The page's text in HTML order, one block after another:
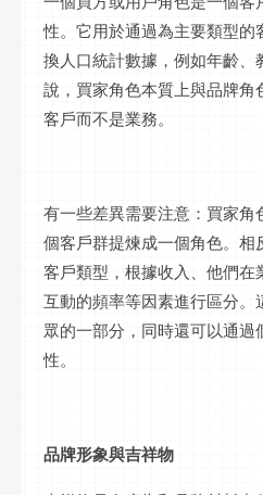
性。它用於通過為主要類型的
換人口統計數據，例如年齡、
說，買家角色本質上與品牌角
客戶而不是業務。
有一些差異需要注意：買家角
個客戶群提煉成一個角色。相
客戶類型，根據收入、他們在
互動的頻率等因素進行區分。
眾的一部分，同時還可以通過
性。
品牌形象與吉祥物